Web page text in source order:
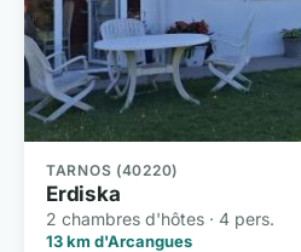
TARNOS (40220)
Erdiska
2 chambres d'hôtes · 4 pers.
13 km d'Arcangues